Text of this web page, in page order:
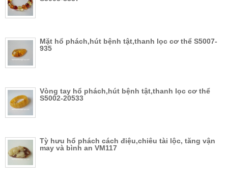
Mặt hổ phách,hút bệnh tật,thanh lọc cơ thể S5007-
935
Vòng tay hổ phách,hút bệnh tật,thanh lọc cơ thể
S5002-20533
Tỳ hưu hổ phách cách điệu,chiêu tài lộc, tăng vận
may và bình an VM117